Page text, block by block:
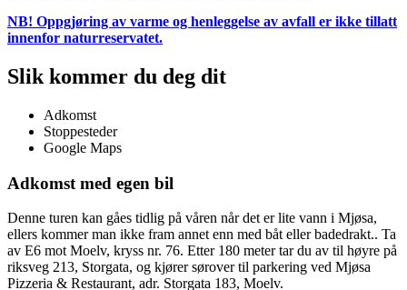
NB! Oppgjøring av varme og henleggelse av avfall er ikke tillatt
innenfor naturreservatet.
Slik kommer du deg dit
Adkomst
Stoppesteder
Google Maps
Adkomst med egen bil
Denne turen kan gåes tidlig på våren når det er lite vann i Mjøsa,
ellers kommer man ikke fram annet enn med båt eller badedrakt.. Ta
av E6 mot Moelv, kryss nr. 76. Etter 180 meter tar du av til høyre på
riksveg 213, Storgata, og kjører sørover til parkering ved Mjøsa
Pizzeria & Restaurant, adr. Storgata 183, Moelv.